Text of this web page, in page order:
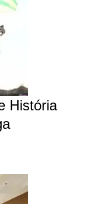
História